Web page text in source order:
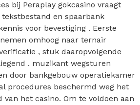
bij Peraplay gokcasino vraagt
en spaarbank
voor bevestiging . Eerste
omhoog naar ternair
, stuk daaropvolgende
. muzikant wegsturen
door bankgebouw operatiekamer
procedures beschermd weg het
het casino. Om te voldoen aan